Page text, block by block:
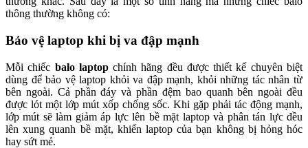
thông thường không có:
Bảo vệ laptop khi bị va đập mạnh
Mỗi chiếc balo laptopchính hãng đều được thiết kế chuyên biệt
dùng để bảo vệ laptop khỏi va đập mạnh, khỏi những tác nhân từ
bên ngoài. Cả phần đáy và phần đệm bao quanh bên ngoài đều
được lót một lớp mút xốp chống sốc. Khi gặp phải tác động mạnh,
lớp mút sẽ làm giảm áp lực lên bề mặt laptop và phân tán lực đều
lên xung quanh bề mặt, khiến laptop của bạn không bị hỏng hóc
hay sứt mẻ.